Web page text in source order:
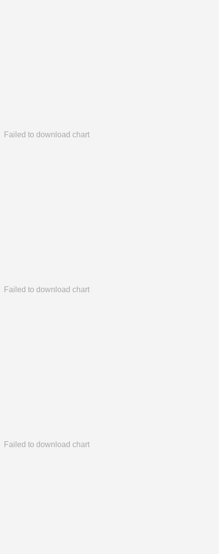
Failed to download chart
Failed to download chart
Failed to download chart